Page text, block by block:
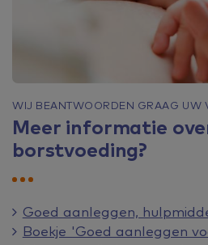
WIJ BEANTWOORDEN GRAAG UW
Meer informatie
borstvoeding?
Goed aanleggen,
Boekje 'Goed aanleggen